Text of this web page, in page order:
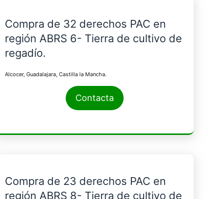
Compra de 32 derechos PAC en
región ABRS 6- Tierra de cultivo de
regadío.
Alcocer, Guadalajara, Castilla la Mancha.
Contacta
Compra de 23 derechos PAC en
región ABRS 8- Tierra de cultivo de